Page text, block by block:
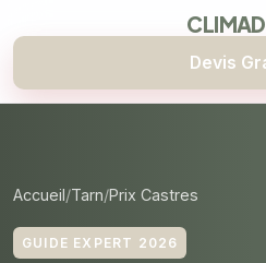
Devis
Accueil Tarn Prix Castres
GUIDE EXPERT 2026